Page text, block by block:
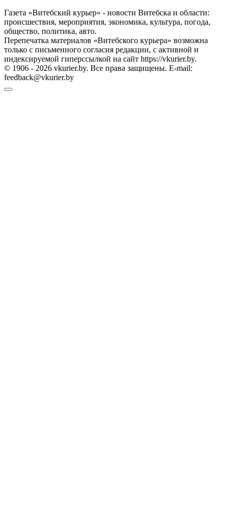
Газета «Витебский курьер» - новости Витебска и области:
происшествия, мероприятия, экономика, культура, погода,
общество, политика, авто.
Перепечатка материалов «Витебского курьера» возможна
только с письменного согласия редакции, с активной и
индексируемой гиперссылкой на сайт https://vkurier.by.
© 1906 - 2026 vkurier.by. Все права защищены. E-mail:
feedback@vkurier.by